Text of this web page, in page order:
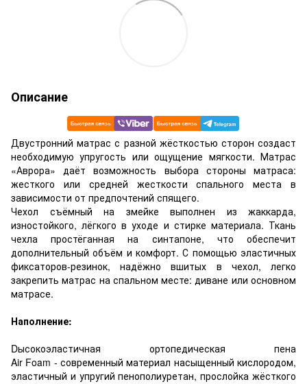
Описание
Двустронний матрас с разной жёсткостью сторон создаст
необходимую упругость или ощущение мягкости. Матрас
«Аврора» даёт возможность выбора стороны матраса:
жесткого или средней жесткости спального места в
зависимости от предпочтений спящего.
Чехол съёмный на змейке выполнен из жаккарда,
изностойкого, лёгкого в уходе и стирке материала. Ткань
чехла простёганная на синтапоне, что обеспечит
дополнительный объём и комфорт. С помощью эластичных
фиксаторов-резинок, надёжно вшитых в чехол, легко
закрепить матрас на спальном месте: диване или основном
матрасе.
Наполнение:
Dысокоэластичная ортопедическая пена
Air Foam - современный материал насыщенный кислородом,
эластичный и упругий пенополиуретан, прослойка жёсткого